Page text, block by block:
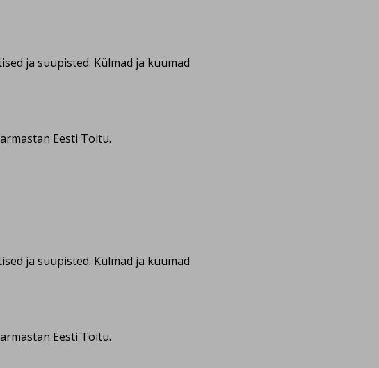
ja suupisted. Külmad ja kuumad
Eesti Toitu.
ja suupisted. Külmad ja kuumad
Eesti Toitu.